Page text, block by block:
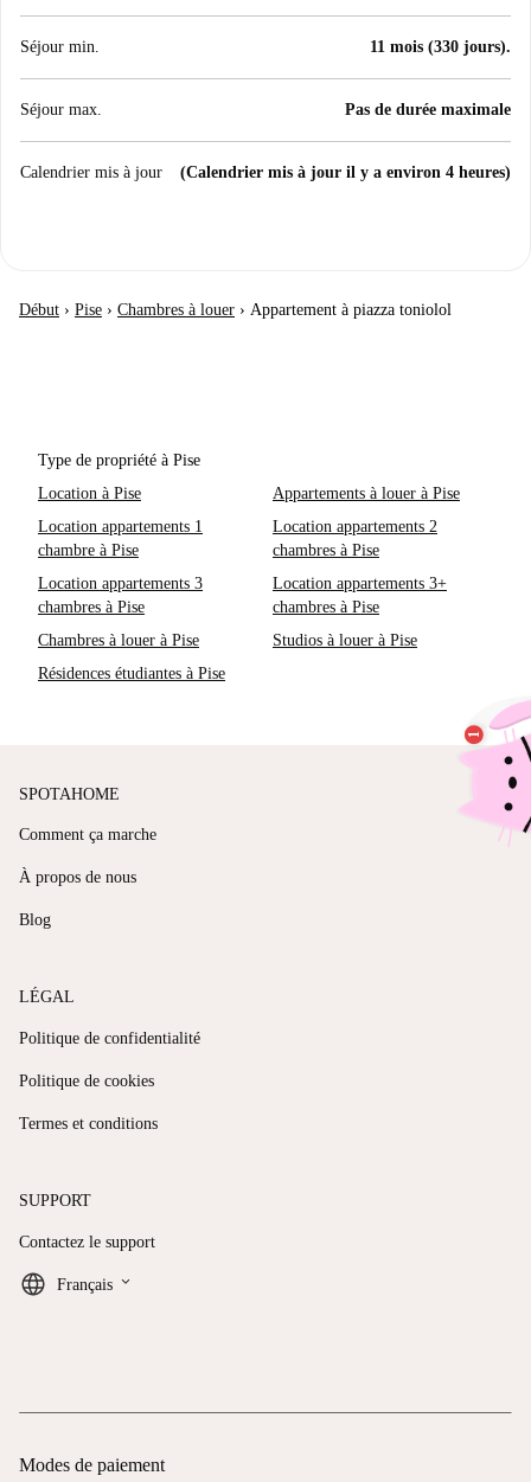
Séjour min. 11 mois (330 jours).
Séjour max. Pas de durée maximale
Calendrier mis à jour (Calendrier mis à jour il y a environ 4 heures)
Début › Pise › Chambres à louer › Appartement à piazza toniolol
Type de propriété à Pise
Location à Pise
Appartements à louer à Pise
Location appartements 1
chambre à Pise
Location appartements 2
chambres à Pise
Location appartements 3
chambres à Pise
Location appartements 3+
chambres à Pise
Chambres à louer à Pise
Studios à louer à Pise
Résidences étudiantes à Pise
SPOTAHOME
Comment ça marche
À propos de nous
Blog
LÉGAL
Politique de confidentialité
Politique de cookies
Termes et conditions
SUPPORT
Contactez le support
Français keyboard_arrow_down
Modes de paiement